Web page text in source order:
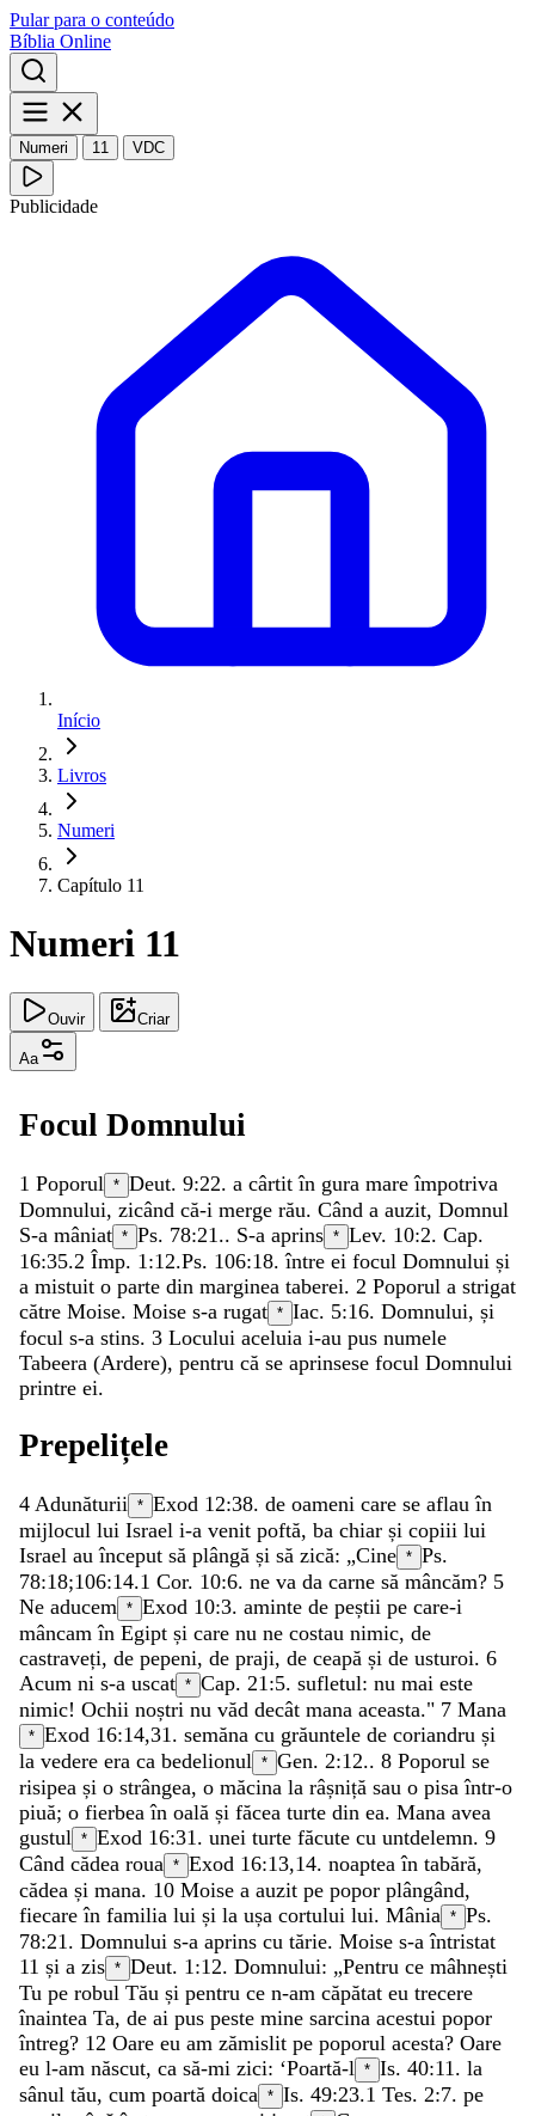
Pular para o conteúdo
Bíblia Online
Numeri 11 VDC
Publicidade
Início
Livros
Numeri
Capítulo 11
Numeri 11
Ouvir Criar
Aa
Focul Domnului
1 Poporul * Deut. 9:22. a cârtitîn gura mareîmpotriva
Domnului, zicând că-i merge rău. Când a auzit, Domnul
S-a mâniat * Ps. 78:21 .. S-a aprins * Lev. 10:2. Cap.
16:35.2 Împ. 1:12.Ps. 106:18. între ei focul Domnului și
a mistuit o parte din marginea taberei. 2 Poporul a strigat
către Moise. Moise s-a rugat * Iac. 5:16. Domnului, și
focul s-a stins. 3 Locului aceluia i-au pus numele
Tabeera (Ardere), pentru că se aprinsese focul Domnului
printre ei.
Prepelițele
4 Adunăturii * Exod 12:38. de oameni care se aflauîn
mijlocul lui Israel i-a venit poftă, ba chiar și copiii lui
Israel auînceput să plângă și să zică: „Cine * Ps.
78:18;106:14.1 Cor. 10:6. ne va da carne să mâncăm? 5
Ne aducem * Exod 10:3. aminte de peștii pe care-i
mâncamîn Egipt și care nu ne costau nimic, de
castraveți, de pepeni, de praji, de ceapă și de usturoi. 6
Acum ni s-a uscat * Cap. 21:5. sufletul: nu mai este
nimic! Ochii noștri nu văd decât mana aceasta." 7 Mana
* Exod 16:14,31 . semăna cu grăuntele de coriandru și
la vedere era ca bedelionul * Gen. 2:12.. 8 Poporul se
risipea și o strângea, o măcina la râșniță sau o pisaîntr-o
piuă; o fierbeaîn oală și făcea turte din ea. Mana avea
gustul * Exod 16:31 . unei turte făcute cu untdelemn. 9
Când cădea roua * Exod 16:13,14. noapteaîn tabără,
cădea și mana. 10 Moise a auzit pe popor plângând,
fiecareîn familia lui și la ușa cortului lui. Mânia * Ps.
78:21 . Domnului s-a aprins cu tărie. Moise s-aîntristat
11 și a zis * Deut. 1:12. Domnului: „Pentru ce mâhnești
Tu pe robul Tău și pentru ce n-am căpătat eu trecere
înaintea Ta, de ai pus peste mine sarcina acestui popor
întreg? 12 Oare eu am zămislit pe poporul acesta? Oare
eu l-am născut, ca să-mi zici: ‘Poartă-l * Is. 40:11 . la
sânul tău, cum poartă doica * Is. 49:23.1 Tes. 2:7. pe